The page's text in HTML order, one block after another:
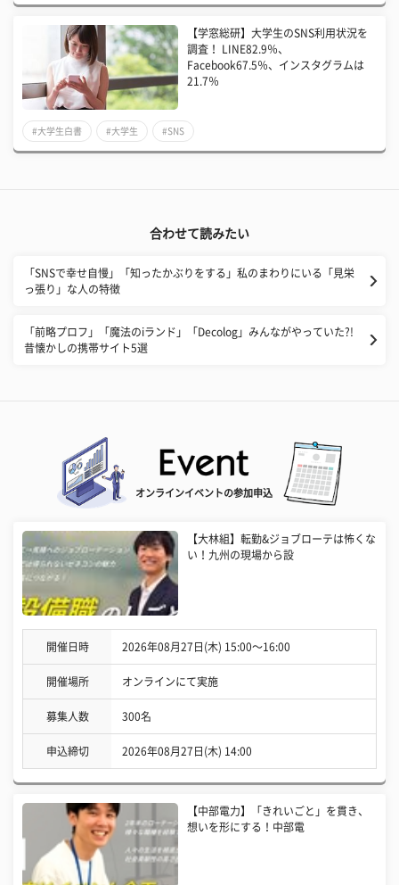
【学窓総研】大学生のSNS利用状況を
調査！ LINE82.9％、
Facebook67.5％、インスタグラムは
21.7％
#大学生白書 #大学生 #SNS
合わせて読みたい
「SNSで幸せ自慢」「知ったかぶりをする」私のまわりにいる「見栄
っ張り」な人の特徴
「前略プロフ」「魔法のiランド」「Decolog」みんながやっていた?!
昔懐かしの携帯サイト5選
オンラインイベントの参加申込
【大林組】転勤&ジョブローテは怖くな
い！九州の現場から設
開催日時 2026年08月27日(木) 15:00〜16:00
開催場所 オンラインにて実施
募集人数 300名
申込締切 2026年08月27日(木) 14:00
【中部電力】「きれいごと」を貫き、
想いを形にする！中部電